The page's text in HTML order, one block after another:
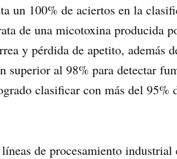
un 100% de aciertos en la
de una micotoxina producida
y pérdida de apetito, además
superior al 98% para detectar
clasificar con más del 95%
de procesamiento